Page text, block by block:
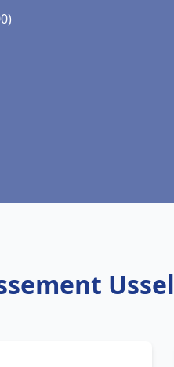
Ussel